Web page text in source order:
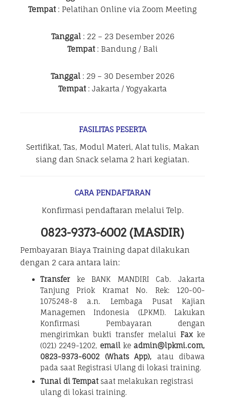
Tempat: Pelatihan Online via Zoom Meeting
Tanggal: 22 – 23 Desember 2026
Tempat: Bandung / Bali
Tanggal : 29 – 30 Desember 2026
Tempat: Jakarta / Yogyakarta
FASILITAS PESERTA
Sertifikat, Tas, Modul Materi, Alat tulis, Makan
siang dan Snack selama 2 hari kegiatan.
CARA PENDAFTARAN
Konfirmasi pendaftaran melalui Telp.
0823-9373-6002 (MASDIR)
Pembayaran Biaya Training dapat dilakukan
dengan 2 cara antara lain:
Transferke BANK MANDIRI Cab. Jakarta
Tanjung Priok Kramat No. Rek: 120-00-
1075248-8 a.n. Lembaga Pusat Kajian
Managemen Indonesia (LPKMI). Lakukan
Konfirmasi Pembayaran dengan
mengirimkan bukti transfer melalui Faxke
(021) 2249-1202, email ke admin@lpkmi.com,
0823-9373-6002 (Whats App), atau dibawa
pada saat Registrasi Ulang di lokasi training.
Tunai di Tempat saat melakukan registrasi
ulang di lokasi training.